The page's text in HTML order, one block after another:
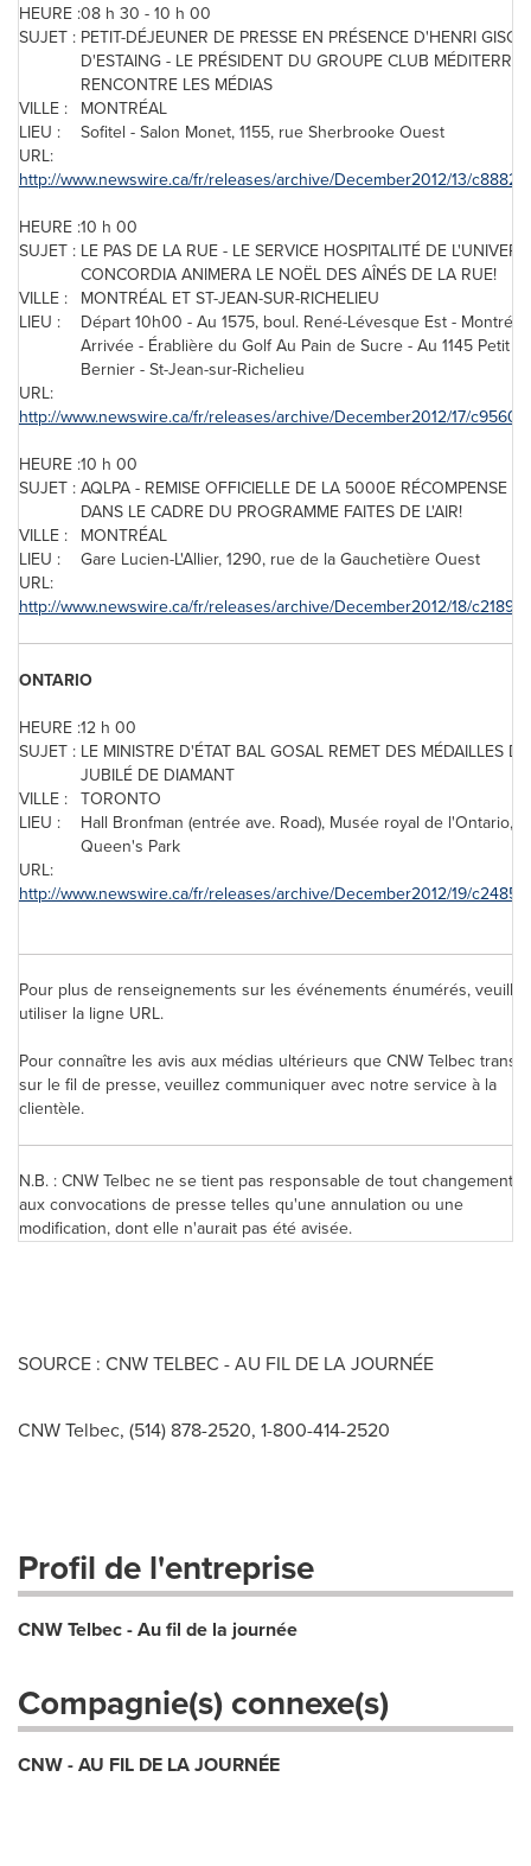
HEURE :08 h 30 - 10 h 00
SUJET : PETIT-DÉJEUNER DE PRESSE EN PRÉSENCE D'HENRI
D'ESTAING - LE PRÉSIDENT DU GROUPE CLUB
RENCONTRE LES MÉDIAS
VILLE : MONTRÉAL
LIEU :
Sofitel - Salon Monet, 1155, rue Sherbrooke Ouest
URL:
http://www.newswire.ca/fr/releases/archive/December2012/13/
HEURE :10 h 00
SUJET : LE PAS DE LA RUE - LE SERVICE HOSPITALITÉ DE
CONCORDIA ANIMERA LE NOËL DES AÎNÉS DE LA RUE!
VILLE : MONTRÉAL ET ST-JEAN-SUR-RICHELIEU
LIEU :
Départ 10h00 - Au 1575, boul. René-Lévesque Est - Montréal
Arrivée - Érablière du Golf Au Pain de Sucre - Au 1145 Petit
Bernier - St-Jean-sur-Richelieu
URL:
http://www.newswire.ca/fr/releases/archive/December2012/17/
HEURE :10 h 00
SUJET :AQLPA - REMISE OFFICIELLE DE LA 5000E RÉCOMPENSE
DANS LE CADRE DU PROGRAMME FAITES DE L'AIR!
VILLE : MONTRÉAL
LIEU :
Gare Lucien-L'Allier, 1290, rue de la Gauchetière Ouest
URL:
http://www.newswire.ca/fr/releases/archive/December2012/18/
ONTARIO
HEURE :12 h 00
SUJET : LE MINISTRE D'ÉTAT BAL GOSAL REMET DES MÉDAILLES DU
JUBILÉ DE DIAMANT
VILLE : TORONTO
LIEU :
Hall Bronfman (entrée ave. Road), Musée royal de l'Ontario,
Queen's Park
URL:
http://www.newswire.ca/fr/releases/archive/December2012/19/
Pour plus de renseignements sur les événements énumérés, veuillez
utiliser la ligne URL.
Pour connaître les avis aux médias ultérieurs que CNW Telbec
sur le fil de presse, veuillez communiquer avec notre service à la
clientèle.
N.B. : CNW Telbec ne se tient pas responsable de tout changement
aux convocations de presse telles qu'une annulation ou une
modification, dont elle n'aurait pas été avisée.
SOURCE : CNW TELBEC - AU FIL DE LA JOURNÉE
CNW Telbec, (514) 878-2520, 1-800-414-2520
Profil de l'entreprise
CNW Telbec - Au fil de la journée
Compagnie(s) connexe(s)
CNW - AU FIL DE LA JOURNÉE